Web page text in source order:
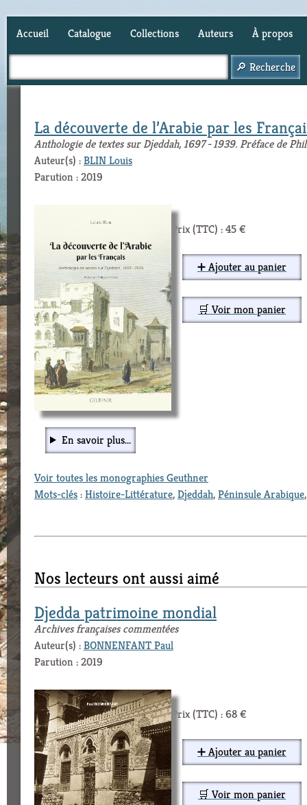
Accueil Catalogue Collections Auteurs À propos
La découverte de l’Arabie par les
Anthologie de textes sur Djeddah, 1697 - 1939. Préface de
Auteur(s) :BLIN Louis
Parution : 2019
Prix (TTC) : 45 €
➕ Ajouter au panier
🛒 Voir mon panier
En savoir plus...
Voir toutes les monographies Geuthner
Mots-clés:Histoire-Littérature,Djeddah,Péninsule Arabique
Nos lecteurs ont aussi aimé
Djedda patrimoine mondial
Archives françaises commentées
Auteur(s) :BONNENFANT Paul
Parution : 2019
Prix (TTC) : 68 €
➕ Ajouter au panier
🛒 Voir mon panier